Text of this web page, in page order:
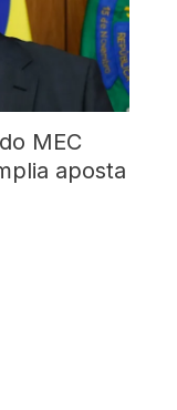
MEC
aposta